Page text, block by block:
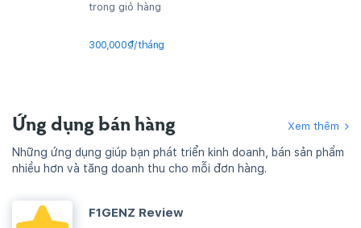
trong giỏ hàng
300,000₫/tháng
Ứng dụng bán hàng Xem thêm
Những ứng dụng giúp bạn phát triển kinh doanh, bán sản phẩm
nhiều hơn và tăng doanh thu cho mỗi đơn hàng.
F1GENZ Review